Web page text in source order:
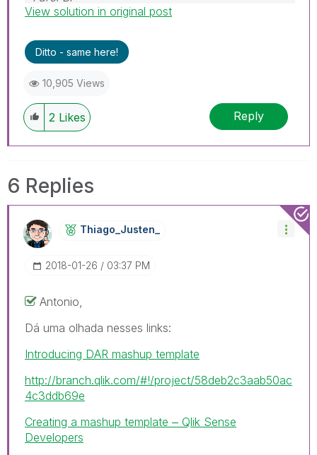
WhatsApp: 24 98152-1675
View solution in original post
Ditto - same here!
10,905 Views
2 Likes Reply
6 Replies
Thiago_Justen_
‎2018-01-26 03:37 PM
Antonio,
Dá uma olhada nesses links:
Introducing DAR mashup template
http://branch.qlik.com/#!/project/58deb2c3aab50ac
4c3ddb69e
Creating a mashup template ‒ Qlik Sense
Developers